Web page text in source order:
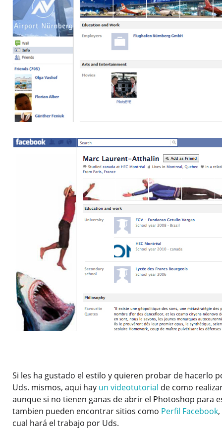
Si les ha gustado el estilo y quieren probar de hacerlo
Uds. mismos, aqui hay un videotutorial de como
aunque si no tienen ganas de abrir el Photoshop para
tambien pueden encontrar sitios como Perfil Facebook
cual hará el trabajo por Uds.